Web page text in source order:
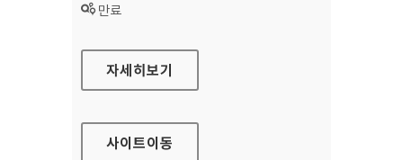
상태 :
만료
중앙입양원 대표 홈페이지
자세히보기
사이트이동